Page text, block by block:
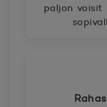
paljon voisit